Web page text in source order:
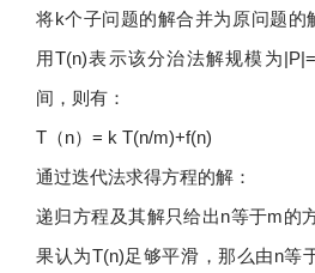
将k个子问题的解合并为原问题的
用T(n)表示该分治法解规模为
间，则有：
T（n）= k T(n/m)+f(n)
通过迭代法求得方程的解：
递归方程及其解只给出n等于m的
果认为T(n)足够平滑，那么由n等